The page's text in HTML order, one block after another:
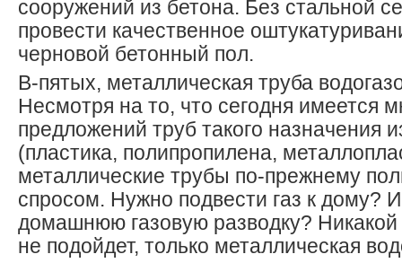
сооружений из бетона. Без стальной
провести качественное
черновой бетонный пол.
В-пятых, металлическая труба
Несмотря на то, что сегодня имеется
предложений труб такого назначения
(пластика, полипропилена,
металлические трубы по-прежнему
спросом. Нужно подвести газ к дому?
домашнюю газовую разводку? Никакой
не подойдет, только металлическая